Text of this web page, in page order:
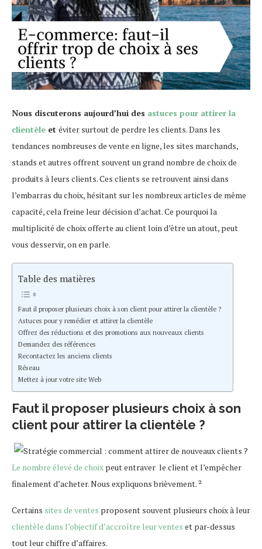
Nous discuterons aujourd’hui des astuces pour attirer la
clientèle et éviter surtout de perdre les clients. Dans les
tendances nombreuses de vente en ligne, les sites marchands,
stands et autres offrent souvent un grand nombre de choix de
produits à leurs clients. Ces clients se retrouvent ainsi dans
l’embarras du choix, hésitant sur les nombreux articles de même
capacité, cela freine leur décision d’achat. Ce pourquoi la
multiplicité de choix offerte au client loin d’être un atout, peut
vous desservir, on en parle.
Table des matières
Faut il proposer plusieurs choix à son client pour attirer la clientèle ?
Astuces pour y remédier et attirer la clientèle
Offrez des réductions et des promotions aux nouveaux clients
Demandez des références
Recontactez les anciens clients
Réseau
Mettez à jour votre site Web
Faut il proposer plusieurs choix à son
client pour attirer la clientèle ?
Le nombre élevé de choix peut entraver le client et l’empêcher
finalement d’acheter. Nous expliquons brièvement. ²
Certains sites de ventes proposent souvent plusieurs choix à leur
clientèle dans l’objectif d’accroître leur ventes et par-dessus
tout leur chiffre d’affaires.